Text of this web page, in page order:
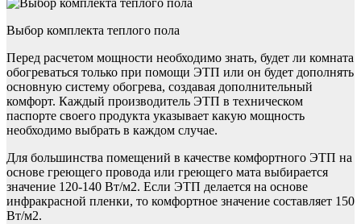
Выбор комплекта теплого пола
Перед расчетом мощности необходимо знать, будет ли комната
обогреваться только при помощи ЭТП или он будет дополнять
основную систему обогрева, создавая дополнительный
комфорт. Каждый производитель ЭТП в техническом
паспорте своего продукта указывает какую мощность
необходимо выбрать в каждом случае.
Для большинства помещений в качестве комфортного ЭТП на
основе греющего провода или греющего мата выбирается
значение 120-140 Вт/м2. Если ЭТП делается на основе
инфракрасной пленки, то комфортное значение составляет 150
Вт/м2.